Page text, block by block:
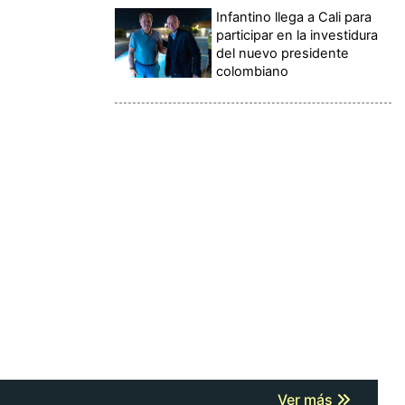
Infantino llega a Cali para
participar en la investidura
del nuevo presidente
colombiano
Ver más